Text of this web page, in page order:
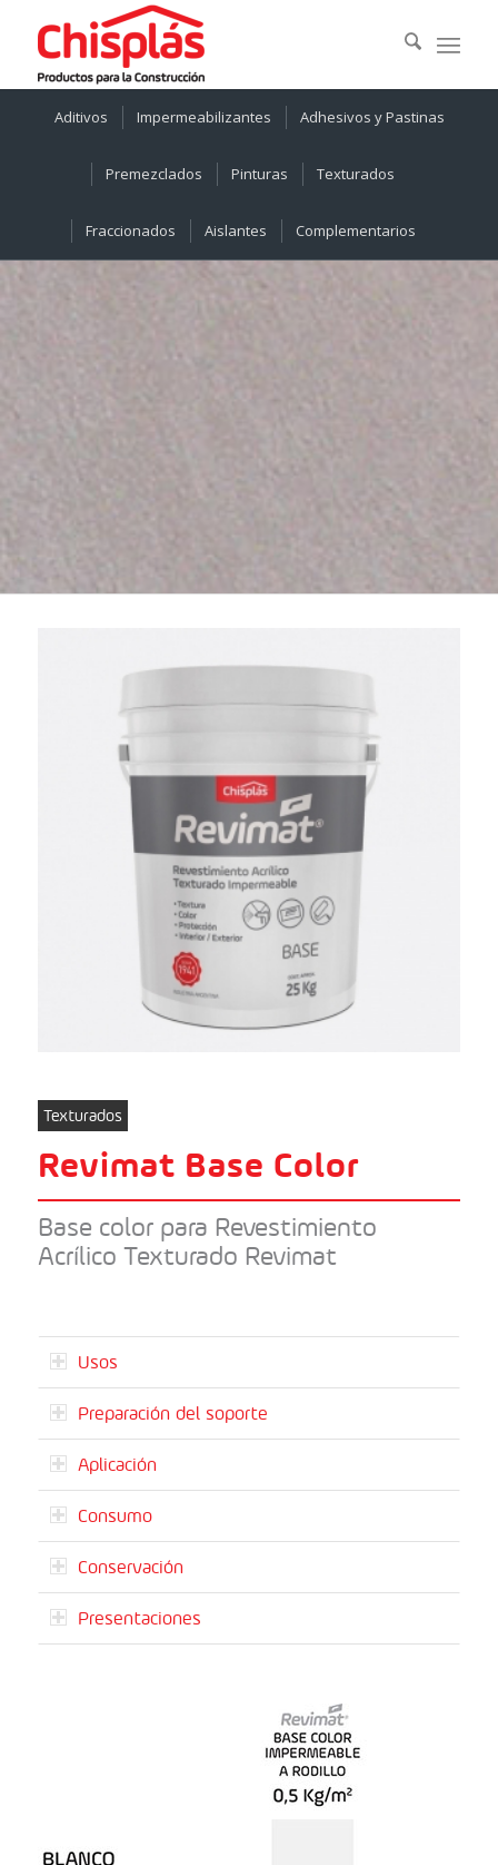
Aditivos Impermeabilizantes Adhesivos y Pastinas
Premezclados Pinturas Texturados
Fraccionados Aislantes Complementarios
Texturados
Revimat Base Color
Base color para Revestimiento
Acrílico Texturado Revimat
Usos
Preparación del soporte
Aplicación
Consumo
Conservación
Presentaciones